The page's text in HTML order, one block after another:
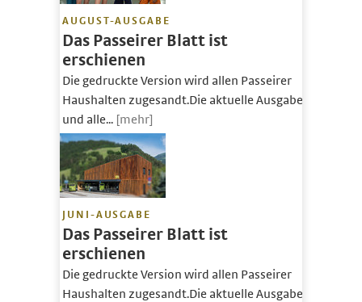
AUGUST-AUSGABE
Das Passeirer Blatt ist
erschienen
Die gedruckte Version wird allen Passeirer
Haushalten zugesandt.Die aktuelle Ausgabe
und alle... [mehr]
JUNI-AUSGABE
Das Passeirer Blatt ist
erschienen
Die gedruckte Version wird allen Passeirer
Haushalten zugesandt.Die aktuelle Ausgabe